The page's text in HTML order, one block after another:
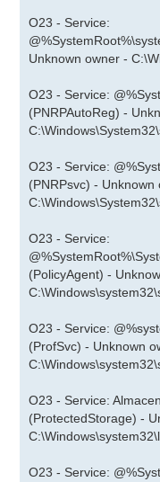
O23 - Service:
Unknown owner -
O23 - Service:
(PNRPAutoReg) -
O23 - Service:
(PNRPsvc) - Unknown
O23 - Service:
(PolicyAgent) -
O23 - Service:
(ProfSvc) - Unknown
O23 - Service:
(ProtectedStorage) -
O23 - Service: